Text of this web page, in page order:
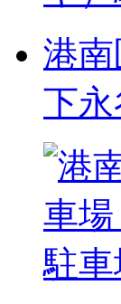
港南
下